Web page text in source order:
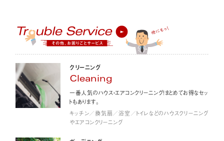
クリーニング
Cleaning
一番人気のハウス・エアコンクリーニング！まとめてお得なセッ
トもあります。
キッチン／換気扇／浴室／トイレなどのハウスクリーニング
やエアコンクリーニング